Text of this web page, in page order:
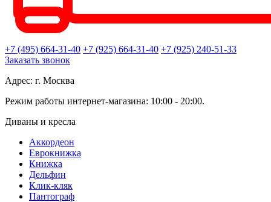
+7 (495) 664-31-40 +7 (925) 664-31-40 +7 (925) 240-51-33
Заказать звонок
Адрес: г. Москва
Режим работы интернет-магазина: 10:00 - 20:00.
Диваны и кресла
Аккордеон
Еврокнижка
Книжка
Дельфин
Клик-кляк
Пантограф